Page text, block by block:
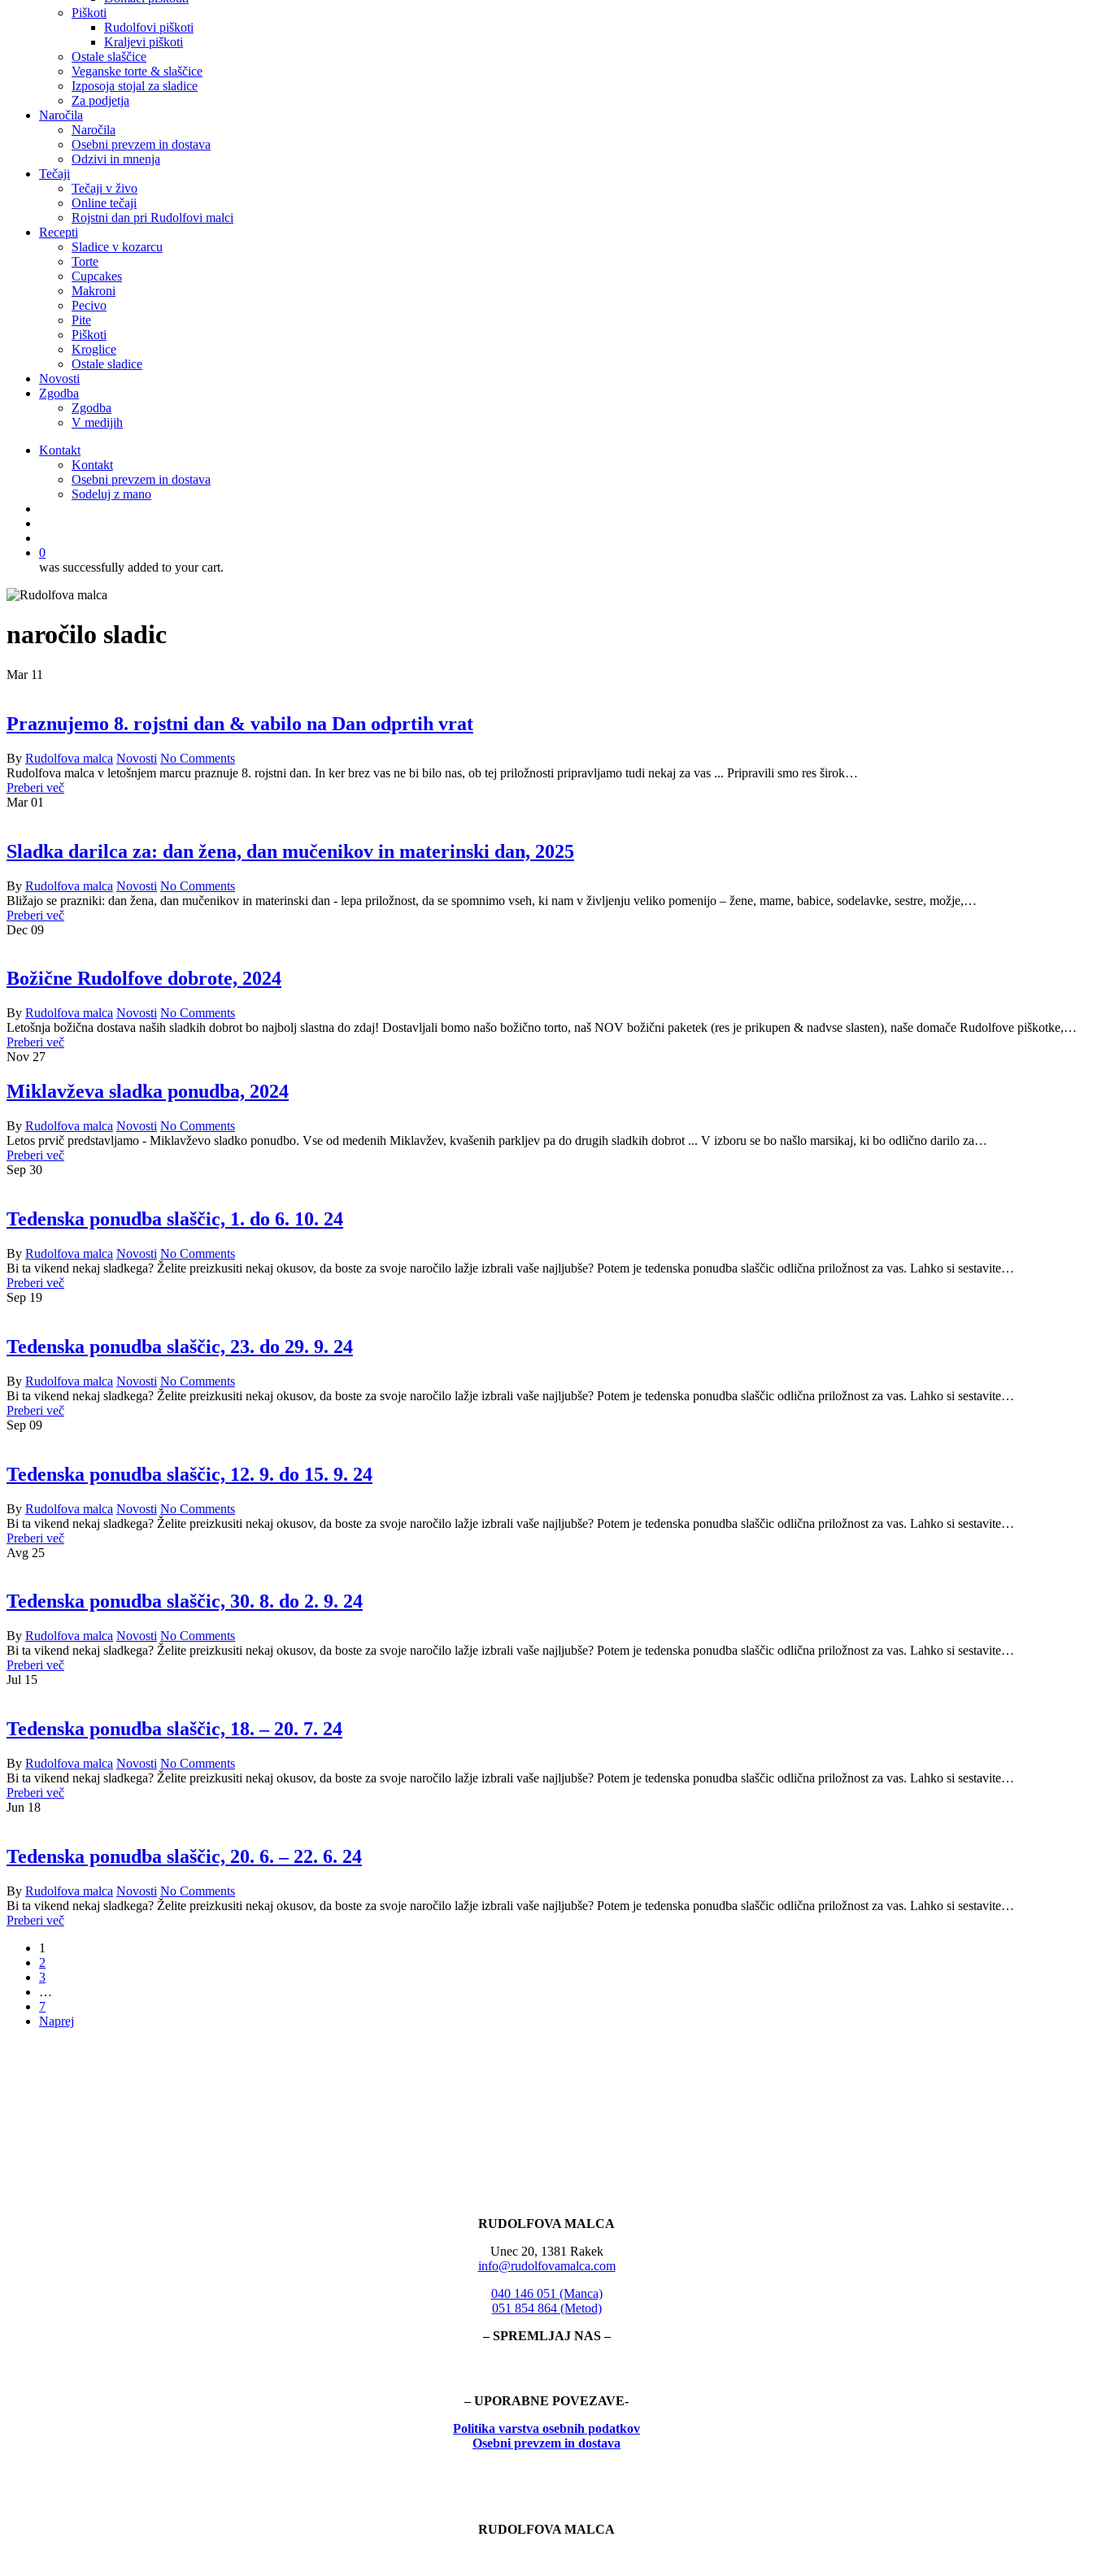
Piškoti
Rudolfovi piškoti
Kraljevi piškoti
Ostale slaščice
Veganske torte & slaščice
Izposoja stojal za sladice
Za podjetja
Naročila
Naročila
Osebni prevzem in dostava
Odzivi in mnenja
Tečaji
Tečaji v živo
Online tečaji
Rojstni dan pri Rudolfovi malci
Recepti
Sladice v kozarcu
Torte
Cupcakes
Makroni
Pecivo
Pite
Piškoti
Kroglice
Ostale sladice
Novosti
Zgodba
Zgodba
V medijih
Kontakt
Kontakt
Osebni prevzem in dostava
Sodeluj z mano
0
was successfully added to your cart.
naročilo sladic
Mar 11
Praznujemo 8. rojstni dan & vabilo na Dan odprtih vrat
By Rudolfova malca Novosti No Comments
Rudolfova malca v letošnjem marcu praznuje 8. rojstni dan. In ker brez vas ne bi bilo nas, ob tej priložnosti pripravljamo tudi nekaj za vas ... Pripravili smo res širok…
Preberi več
Mar 01
Sladka darilca za: dan žena, dan mučenikov in materinski dan, 2025
By Rudolfova malca Novosti No Comments
Bližajo se prazniki: dan žena, dan mučenikov in materinski dan - lepa priložnost, da se spomnimo vseh, ki nam v življenju veliko pomenijo – žene, mame, babice, sodelavke, sestre, možje,…
Preberi več
Dec 09
Božične Rudolfove dobrote, 2024
By Rudolfova malca Novosti No Comments
Letošnja božična dostava naših sladkih dobrot bo najbolj slastna do zdaj! Dostavljali bomo našo božično torto, naš NOV božični paketek (res je prikupen & nadvse slasten), naše domače Rudolfove piškotke,…
Preberi več
Nov 27
Miklavževa sladka ponudba, 2024
By Rudolfova malca Novosti No Comments
Letos prvič predstavljamo - Miklavževo sladko ponudbo. Vse od medenih Miklavžev, kvašenih parkljev pa do drugih sladkih dobrot ... V izboru se bo našlo marsikaj, ki bo odlično darilo za…
Preberi več
Sep 30
Tedenska ponudba slaščic, 1. do 6. 10. 24
By Rudolfova malca Novosti No Comments
Bi ta vikend nekaj sladkega? Želite preizkusiti nekaj okusov, da boste za svoje naročilo lažje izbrali vaše najljubše? Potem je tedenska ponudba slaščic odlična priložnost za vas. Lahko si sestavite…
Preberi več
Sep 19
Tedenska ponudba slaščic, 23. do 29. 9. 24
By Rudolfova malca Novosti No Comments
Bi ta vikend nekaj sladkega? Želite preizkusiti nekaj okusov, da boste za svoje naročilo lažje izbrali vaše najljubše? Potem je tedenska ponudba slaščic odlična priložnost za vas. Lahko si sestavite…
Preberi več
Sep 09
Tedenska ponudba slaščic, 12. 9. do 15. 9. 24
By Rudolfova malca Novosti No Comments
Bi ta vikend nekaj sladkega? Želite preizkusiti nekaj okusov, da boste za svoje naročilo lažje izbrali vaše najljubše? Potem je tedenska ponudba slaščic odlična priložnost za vas. Lahko si sestavite…
Preberi več
Avg 25
Tedenska ponudba slaščic, 30. 8. do 2. 9. 24
By Rudolfova malca Novosti No Comments
Bi ta vikend nekaj sladkega? Želite preizkusiti nekaj okusov, da boste za svoje naročilo lažje izbrali vaše najljubše? Potem je tedenska ponudba slaščic odlična priložnost za vas. Lahko si sestavite…
Preberi več
Jul 15
Tedenska ponudba slaščic, 18. – 20. 7. 24
By Rudolfova malca Novosti No Comments
Bi ta vikend nekaj sladkega? Želite preizkusiti nekaj okusov, da boste za svoje naročilo lažje izbrali vaše najljubše? Potem je tedenska ponudba slaščic odlična priložnost za vas. Lahko si sestavite…
Preberi več
Jun 18
Tedenska ponudba slaščic, 20. 6. – 22. 6. 24
By Rudolfova malca Novosti No Comments
Bi ta vikend nekaj sladkega? Želite preizkusiti nekaj okusov, da boste za svoje naročilo lažje izbrali vaše najljubše? Potem je tedenska ponudba slaščic odlična priložnost za vas. Lahko si sestavite…
Preberi več
1
2
3
…
7
Naprej
RUDOLFOVA MALCA
Unec 20, 1381 Rakek
info@rudolfovamalca.com
040 146 051 (Manca)
051 854 864 (Metod)
– SPREMLJAJ NAS –
– UPORABNE POVEZAVE-
Politika varstva osebnih podatkov
Osebni prevzem in dostava
RUDOLFOVA MALCA